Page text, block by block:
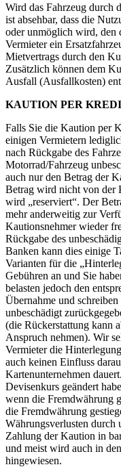
Wird das Fahrzeug durch
ist absehbar, dass die
oder unmöglich wird, den
Vermieter ein
Mietvertrags durch den
Zusätzlich können dem
Ausfall (Ausfallkosten)
KAUTION PER
Falls Sie die Kaution per
einigen Vermietern
nach Rückgabe des
Motorrad/Fahrzeug
auch nur den Betrag der
Betrag wird nicht von der
wird „reserviert“. Der
mehr anderweitig zur
Kautionsnehmer wieder
Rückgabe des
Banken kann dies einige
Varianten für die
Gebühren an und Sie
belasten jedoch den
Übernahme und
unbeschädigt
(die Rückerstattung kann
Anspruch nehmen). Wir
Vermieter die
auch keinen Einfluss
Kartenunternehmen
Devisenkurs geändert
wenn die Fremdwährung
die Fremdwährung
Währungsverlusten durch
Zahlung der Kaution in
und meist wird auch in
hingewiesen.